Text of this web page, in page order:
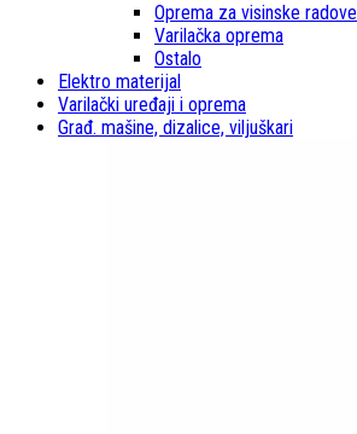
Oprema za visinske radove
Varilačka oprema
Ostalo
Elektro materijal
Varilački uređaji i oprema
Građ. mašine, dizalice, viljuškari